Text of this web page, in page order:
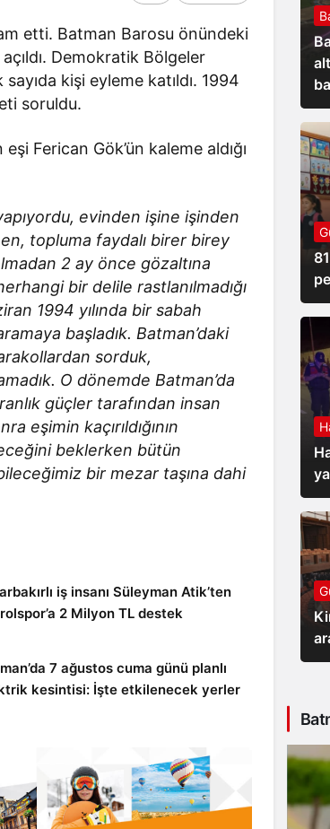
etti. Batman Barosu önündeki
Demokratik Bölgeler
sayıda kişi eyleme katıldı. 1994
soruldu.
Ferican Gök’ün kaleme aldığı
evinden işine işinden
topluma faydalı birer birey
2 ay önce gözaltına
bir delile rastlanılmadığı
1994 yılında bir sabah
başladık. Batman’daki
sorduk,
O dönemde Batman’da
güçler tarafından insan
eşimin kaçırıldığının
beklerken bütün
bir mezar taşına dahi
iş insanı Süleyman Atik’ten
2 Milyon TL destek
7 ağustos cuma günü planlı
kesintisi: İşte etkilenecek yerler